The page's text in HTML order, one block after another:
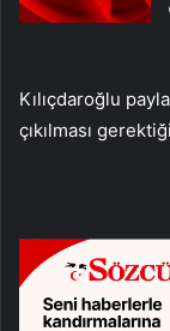
Kılıçdaroğlu
çıkılması